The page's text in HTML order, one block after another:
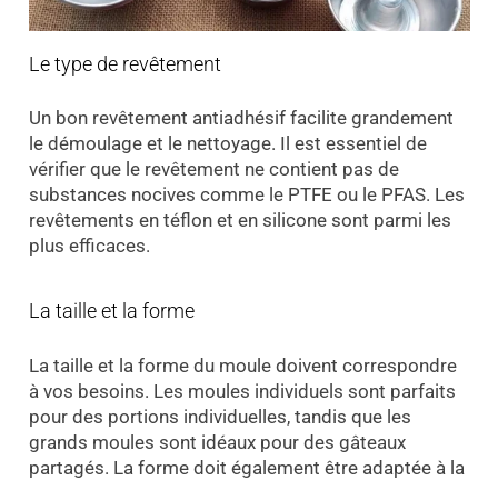
Le type de revêtement
Un bon revêtement antiadhésif facilite grandement
le démoulage et le nettoyage. Il est essentiel de
vérifier que le revêtement ne contient pas de
substances nocives comme le PTFE ou le PFAS. Les
revêtements en téflon et en silicone sont parmi les
plus efficaces.
La taille et la forme
La taille et la forme du moule doivent correspondre
à vos besoins. Les moules individuels sont parfaits
pour des portions individuelles, tandis que les
grands moules sont idéaux pour des gâteaux
partagés. La forme doit également être adaptée à la